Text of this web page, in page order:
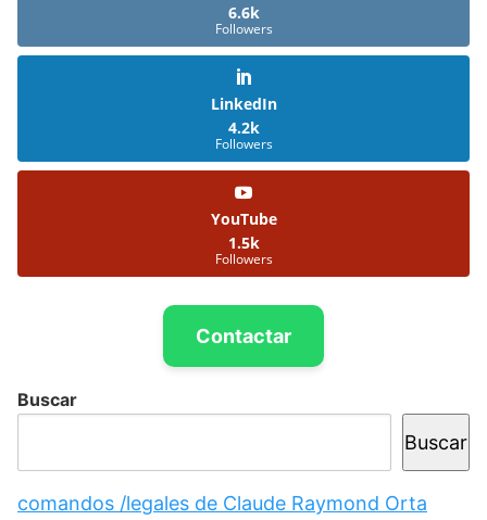
6.6k
Followers
LinkedIn
4.2k
Followers
YouTube
1.5k
Followers
Contactar
Buscar
Buscar
comandos /legales de Claude Raymond Orta